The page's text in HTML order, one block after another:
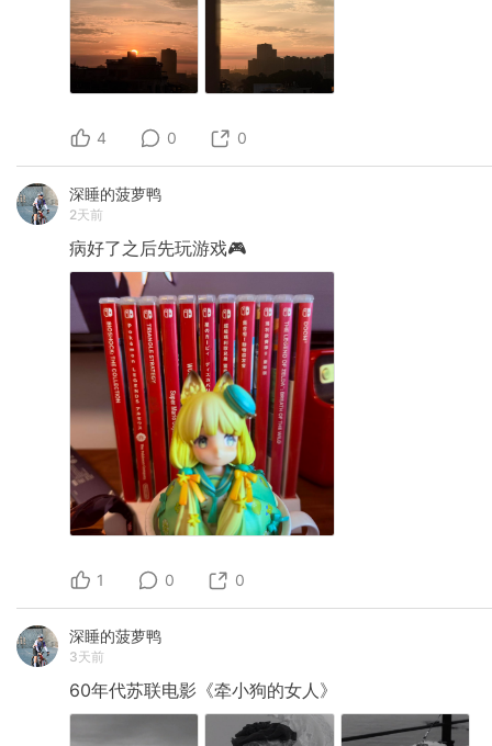
4 0 0
深睡的菠萝鸭
2天前
病好了之后先玩游戏🎮
1 0 0
深睡的菠萝鸭
3天前
60年代苏联电影《牵小狗的女人》